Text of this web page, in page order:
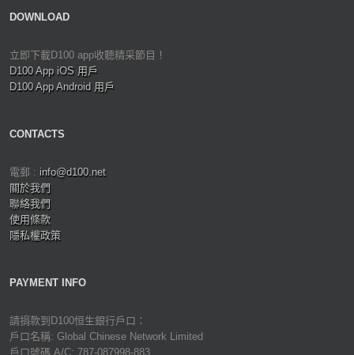
DOWNLOAD
立即下載D100 app收聽精采節目！
D100 App iOS 用戶
D100 App Android 用戶
CONTACTS
電郵 : info@d100.net
關於我們
聯絡我們
使用條款
隱私權政策
PAYMENT INFO
請捐款到D100恒生銀行戶口：
戶口名稱: Global Chinese Network Limited
戶口號碼 A/C: 787-087998-883